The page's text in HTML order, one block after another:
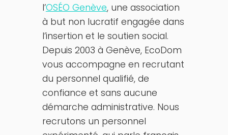
l’OSÉO Genève, une association
à but non lucratif engagée dans
l’insertion et le soutien social.
Depuis 2003 à Genève, EcoDom
vous accompagne en recrutant
du personnel qualifié, de
confiance et sans aucune
démarche administrative. Nous
recrutons un personnel